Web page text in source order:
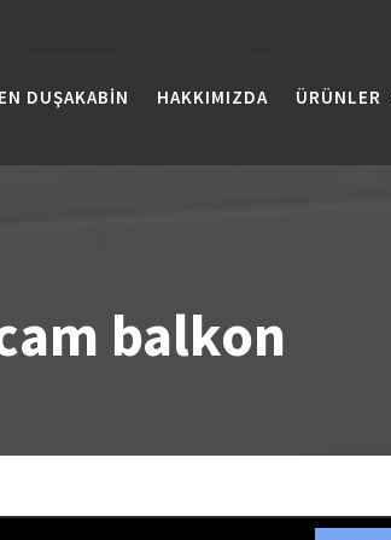
DUŞAKABIN HAKKIMIZDA ÜRÜNLER
balkon